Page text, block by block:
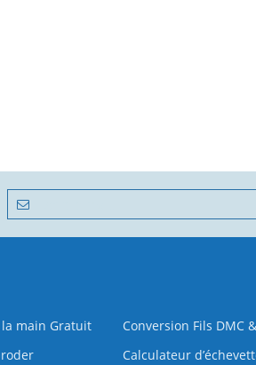
main Gratuit
Conversion Fils DMC
Calculateur